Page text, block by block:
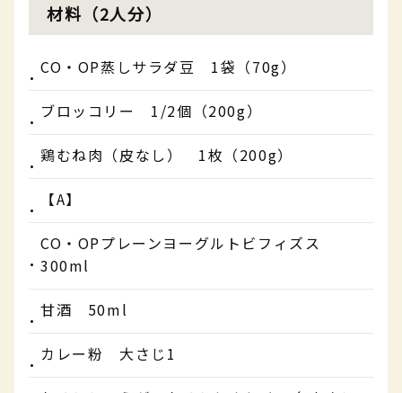
材料（2人分）
CO・OP蒸しサラダ豆 1袋（70g）
ブロッコリー 1/2個（200g）
鶏むね肉（皮なし） 1枚（200g）
【A】
CO・OPプレーンヨーグルトビフィズス
300ml
甘酒 50ml
カレー粉 大さじ1